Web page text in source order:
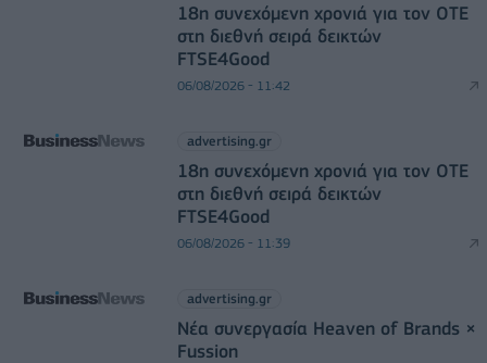
18η συνεχόμενη χρονιά για τον ΟΤΕ
στη διεθνή σειρά δεικτών
FTSE4Good
06/08/2026 - 11:42
advertising.gr
18η συνεχόμενη χρονιά για τον ΟΤΕ
στη διεθνή σειρά δεικτών
FTSE4Good
06/08/2026 - 11:39
advertising.gr
Νέα συνεργασία Heaven of Brands ×
Fussion